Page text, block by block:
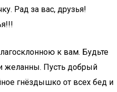
Рад за вас, друзья!
к вам. Будьте
желанны. Пусть добрый
гнёздышко от всех бед и